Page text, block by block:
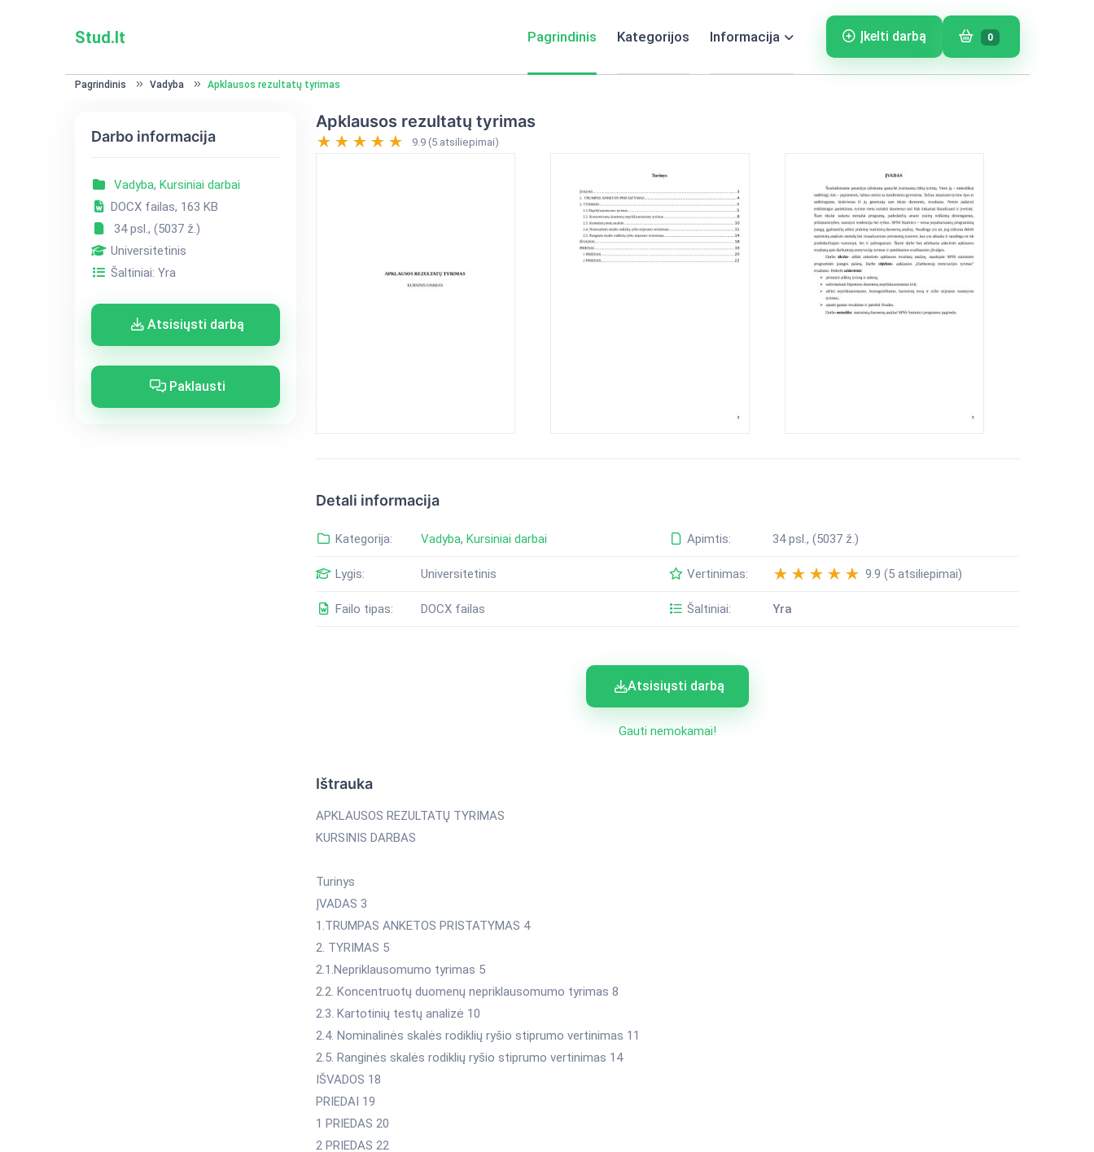
Stud.lt Pagrindinis Kategorijos Informacija Įkelti darbą 0
Pagrindinis Vadyba Apklausos rezultatų tyrimas
Darbo informacija
Vadyba, Kursiniai darbai
DOCX failas, 163 KB
34 psl., (5037 ž.)
Universitetinis
Šaltiniai: Yra
Atsisiųsti darbą
Paklausti
Apklausos rezultatų tyrimas
9.9 (5 atsiliepimai)
Detali informacija
Kategorija: Vadyba, Kursiniai darbai
Lygis: Universitetinis
Failo tipas: DOCX failas
Apimtis: 34 psl., (5037 ž.)
Vertinimas: 9.9 (5 atsiliepimai)
Šaltiniai: Yra
Atsisiųsti darbą
Gauti nemokamai!
Ištrauka
APKLAUSOS REZULTATŲ TYRIMAS
KURSINIS DARBAS
Turinys
ĮVADAS 3
1.TRUMPAS ANKETOS PRISTATYMAS 4
2. TYRIMAS 5
2.1.Nepriklausomumo tyrimas 5
2.2. Koncentruotų duomenų nepriklausomumo tyrimas 8
2.3. Kartotinių testų analizė 10
2.4. Nominalinės skalės rodiklių ryšio stiprumo vertinimas 11
2.5. Ranginės skalės rodiklių ryšio stiprumo vertinimas 14
IŠVADOS 18
PRIEDAI 19
1 PRIEDAS 20
2 PRIEDAS 22